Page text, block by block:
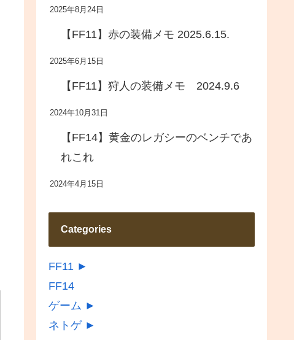
2025年8月24日
【FF11】赤の装備メモ 2025.6.15.
2025年6月15日
【FF11】狩人の装備メモ 2024.9.6
2024年10月31日
【FF14】黄金のレガシーのベンチであ
れこれ
2024年4月15日
Categories
FF11 ►
FF14
ゲーム ►
ネトゲ ►